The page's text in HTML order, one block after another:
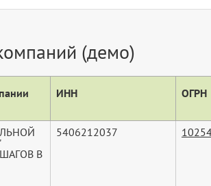
(демо)
ИНН ОГРН
В
5406212037